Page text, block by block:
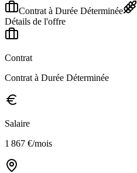
Contrat à Durée Déterminée
Détails de l'offre
Contrat
Contrat à Durée Déterminée
Salaire
1 867 €/mois